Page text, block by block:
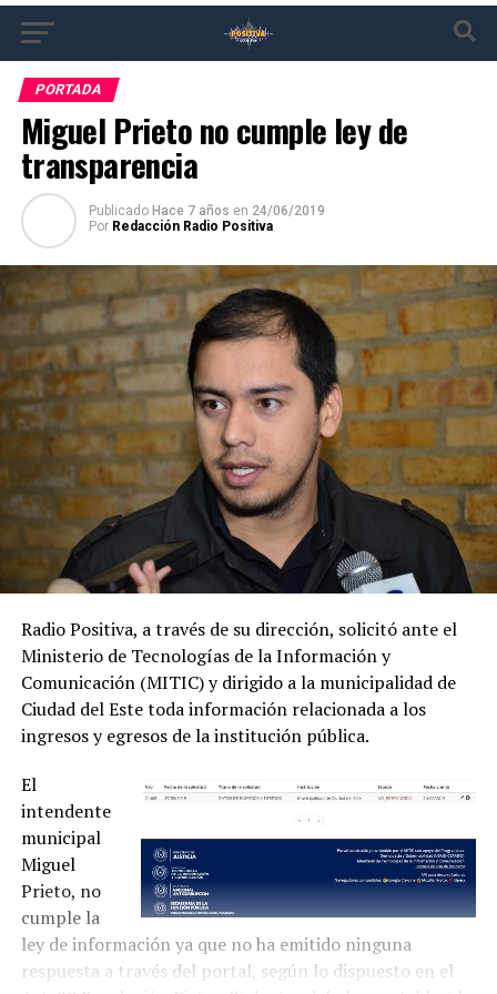
PORTADA
Miguel Prieto no cumple ley de
transparencia
Publicado Hace 7 años en 24/06/2019
Por Redacción Radio Positiva
Radio Positiva, a través de su dirección, solicitó ante el
Ministerio de Tecnologías de la Información y
Comunicación (MITIC) y dirigido a la municipalidad de
Ciudad del Este toda información relacionada a los
ingresos y egresos de la institución pública.
El
intendente
municipal
Miguel
Prieto, no
cumple la
ley de información ya que no ha emitido ninguna
respuesta a través del portal, según lo dispuesto en el